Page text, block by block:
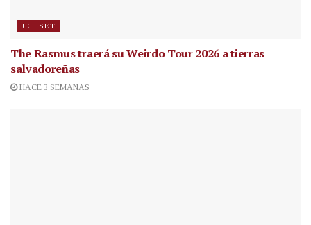
JET SET
The Rasmus traerá su Weirdo Tour 2026 a tierras
salvadoreñas
HACE 3 SEMANAS